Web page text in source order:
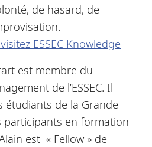
de hasard, de
ESSEC Knowledge
est membre du
de l’ESSEC. Il
étudiants de la Grande
participants en formation
est « Fellow » de